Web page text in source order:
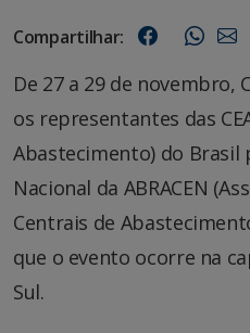
Compartilhar:
De 27 a 29 de novembro,
os representantes das
Abastecimento) do Brasil
Nacional da ABRACEN
Centrais de
que o evento ocorre na
Sul.